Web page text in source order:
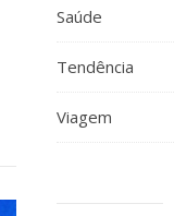
Saúde
Tendência
Viagem